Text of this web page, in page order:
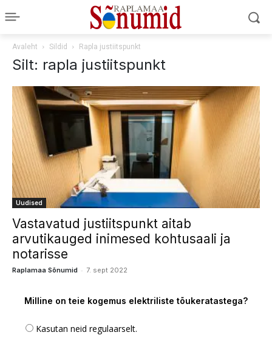
Avaleht Sildid Rapla justiitspunkt
Silt: rapla justiitspunkt
Uudised
Vastavatud justiitspunkt aitab
arvutikauged inimesed kohtusaali ja
notarisse
Raplamaa Sõnumid - 7. sept 2022
Milline on teie kogemus elektriliste tõukeratastega?
Kasutan neid regulaarselt.